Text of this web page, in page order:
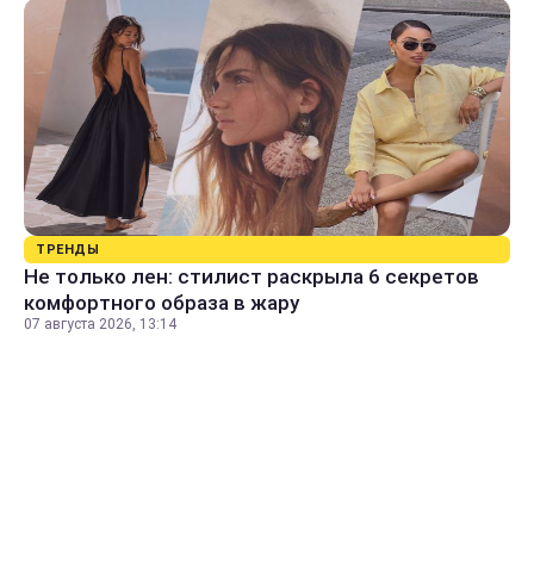
ТРЕНДЫ
Не только лен: стилист раскрыла 6 секретов
комфортного образа в жару
07 августа 2026, 13:14